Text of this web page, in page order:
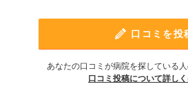
口コミを投
あなたの口コミが病院を探している人
口コミ投稿について詳し